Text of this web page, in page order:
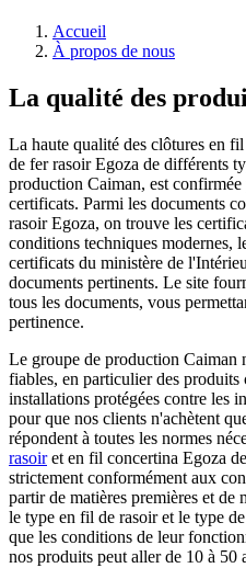
Accueil
À propos de nous
La qualité des
La haute qualité des clôtures en
de fer rasoir Egoza de différents
production Caiman, est
certificats. Parmi les documents
rasoir Egoza, on trouve les
conditions techniques modernes,
certificats du ministère de
documents pertinents. Le site
tous les documents, vous
pertinence.
Le groupe de production Caiman
fiables, en particulier des produits
installations protégées contre les
pour que nos clients n'achètent
répondent à toutes les normes
rasoiret en fil concertina Egoza
strictement conformément aux
partir de matières premières et de
le type en fil de rasoir et le type
que les conditions de leur
nos produits peut aller de 10 à 50